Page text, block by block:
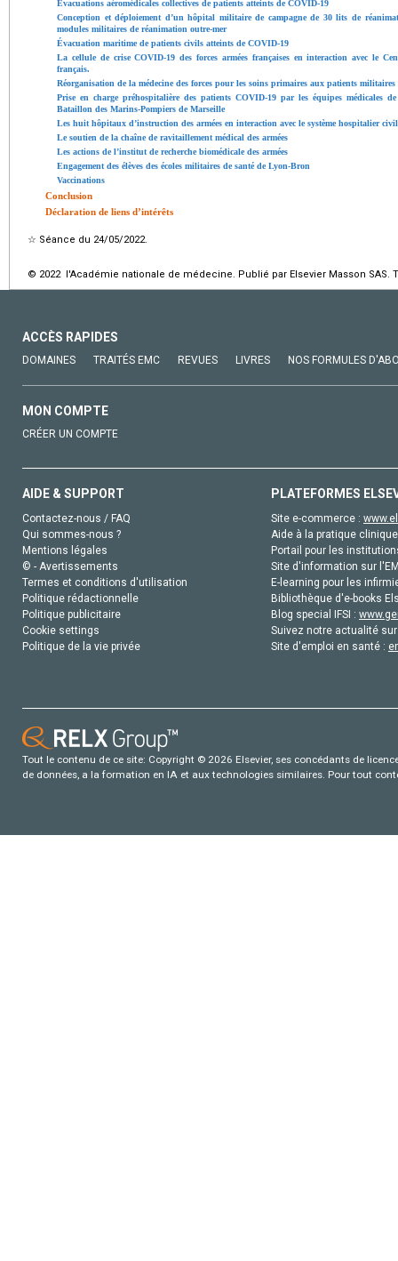
Évacuations aéromédicales collectives de patients atteints de COVID-19
Conception et déploiement d’un hôpital militaire de campagne de 30 lits de
modules militaires de réanimation outre-mer
Évacuation maritime de patients civils atteints de COVID-19
La cellule de crise COVID-19 des forces armées françaises en interaction avec le
français.
Réorganisation de la médecine des forces pour les soins primaires aux patients
Prise en charge préhospitalière des patients COVID-19 par les équipes médicales
Bataillon des Marins-Pompiers de Marseille
Les huit hôpitaux d’instruction des armées en interaction avec le système hospitalier civil
Le soutien de la chaîne de ravitaillement médical des armées
Les actions de l’institut de recherche biomédicale des armées
Engagement des élèves des écoles militaires de santé de Lyon-Bron
Vaccinations
Conclusion
Déclaration de liens d’intérêts
☆ Séance du 24/05/2022.
© 2022 l'Académie nationale de médecine. Publié par Elsevier Masson SAS.
ACCÈS RAPIDES
DOMAINES TRAITÉS EMC REVUES LIVRES NOS FORMULES
MON COMPTE
CRÉER UN COMPTE
AIDE & SUPPORT
Contactez-nous / FAQ
Qui sommes-nous ?
Mentions légales
© - Avertissements
Termes et conditions d'utilisation
Politique rédactionnelle
Politique publicitaire
Cookie settings
Politique de la vie privée
PLATEFORMES
Site e-commerce :
Aide à la pratique
Portail pour les
Site d'information sur
E-learning pour les
Bibliothèque d'e-books
Blog special IFSI :
Suivez notre actualité
Site d'emploi en santé :
Tout le contenu de ce site: Copyright © 2026 Elsevier, ses concédants de
de données, a la formation en IA et aux technologies similaires. Pour tout